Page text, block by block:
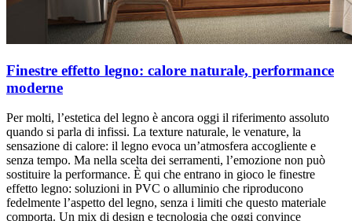
Finestre effetto legno: calore naturale, performance
moderne
Per molti, l’estetica del legno è ancora oggi il riferimento assoluto
quando si parla di infissi. La texture naturale, le venature, la
sensazione di calore: il legno evoca un’atmosfera accogliente e
senza tempo. Ma nella scelta dei serramenti, l’emozione non può
sostituire la performance. È qui che entrano in gioco le finestre
effetto legno: soluzioni in PVC o alluminio che riproducono
fedelmente l’aspetto del legno, senza i limiti che questo materiale
comporta. Un mix di design e tecnologia che oggi convince